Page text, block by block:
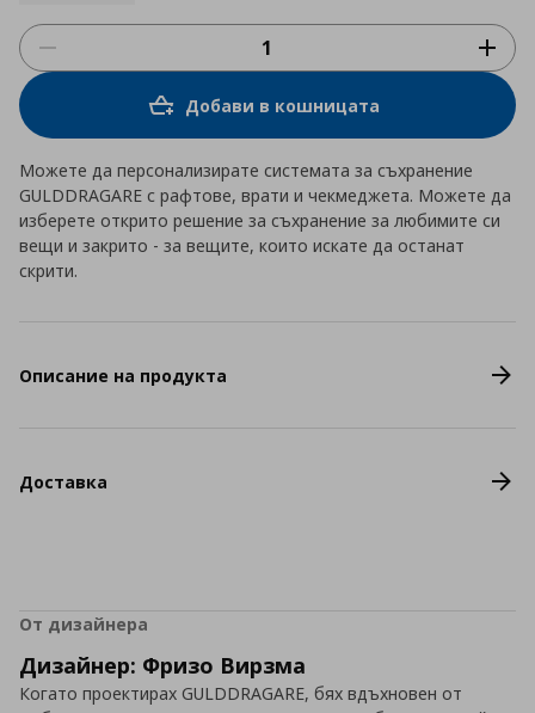
Добави в кошницата
Можете да персонализирате системата за съхранение
GULDDRAGARE с рафтове, врати и чекмеджета. Можете да
изберете открито решение за съхранение за любимите си
вещи и закрито - за вещите, които искате да останат
скрити.
Описание на продукта
Доставка
От дизайнера
Дизайнер: Фризо Вирзма
Когато проектирах GULDDRAGARE, бях вдъхновен от